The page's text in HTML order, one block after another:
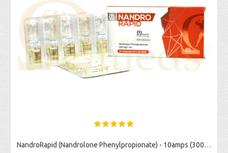
NandroRapid (Nandrolone Phenylpropionate) - 10amps (300mg/ml)